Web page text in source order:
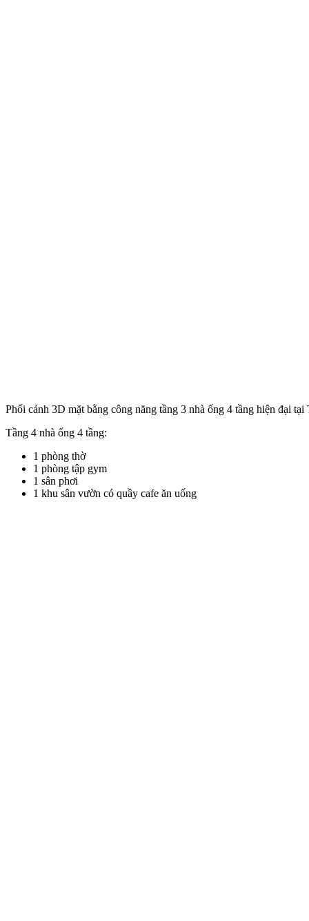
Phối cảnh 3D mặt bằng công năng tầng 3 nhà ống 4 tầng hiện đại tại
Tầng 4 nhà ống 4 tầng:
1 phòng thờ
1 phòng tập gym
1 sân phơi
1 khu sân vườn có quầy cafe ăn uống